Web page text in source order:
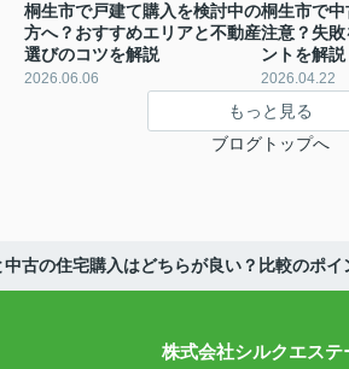
桐生市で戸建て購入を検討中の
方へ？おすすめエリアと不動産
選びのコツを解説
2026.06.06
桐生市で
注意？失
ントを解説
2026.04.22
もっと見る
ブログトップへ
古の住宅購入はどちらが良い？比較のポ
株式会社シルクエステ